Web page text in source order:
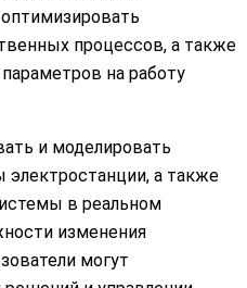
процессов, а также
на работу
и моделировать
электростанции, а также
в реальном
изменения
могут